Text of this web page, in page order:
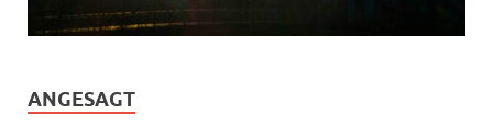
ANGESAGT